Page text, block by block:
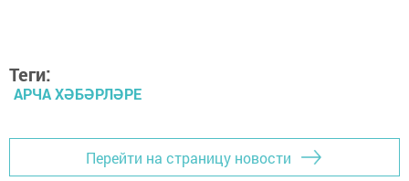
Теги:
АРЧА ХӘБӘРЛӘРЕ
Перейти на страницу новости